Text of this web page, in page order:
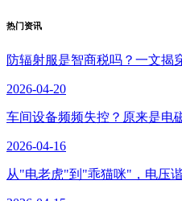
热门资讯
防辐射服是智商税吗？一文揭
2026-04-20
车间设备频频失控？原来是电
2026-04-16
从"电老虎"到"乖猫咪"，电压